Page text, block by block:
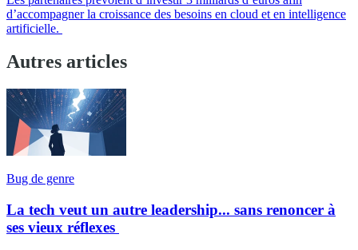
d’accompagner la croissance des besoins en cloud et en intelligence
artificielle.
Autres articles
Bug de genre
La tech veut un autre leadership... sans renoncer à
ses vieux réflexes